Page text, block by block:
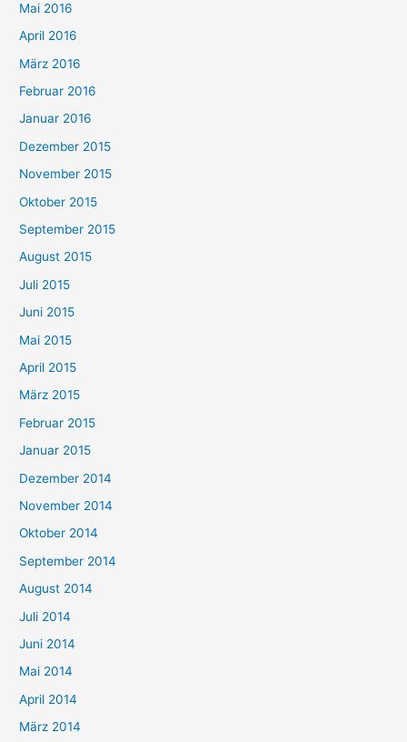
Mai 2016
April 2016
März 2016
Februar 2016
Januar 2016
Dezember 2015
November 2015
Oktober 2015
September 2015
August 2015
Juli 2015
Juni 2015
Mai 2015
April 2015
März 2015
Februar 2015
Januar 2015
Dezember 2014
November 2014
Oktober 2014
September 2014
August 2014
Juli 2014
Juni 2014
Mai 2014
April 2014
März 2014